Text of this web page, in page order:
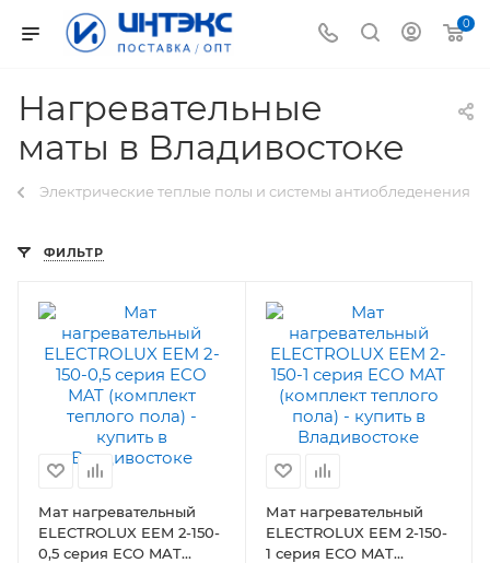
0
Нагревательные
маты в Владивостоке
Электрические теплые полы и системы антиобледенения
ФИЛЬТР
Мат нагревательный
ELECTROLUX EEM 2-150-
0,5 серия ECO MAT
Мат нагревательный
ELECTROLUX EEM 2-150-
1 серия ECO MAT